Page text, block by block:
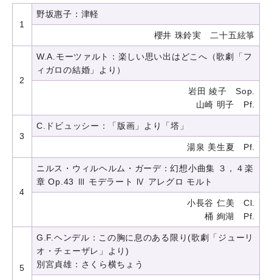
1
野坂惠子：津軽
櫻井 珠鈴実 二十五絃箏
2
W.A.モーツァルト：楽しい思い出はどこへ（歌劇「フ
ィガロの結婚」より）
岩田 綾子 Sop.
山崎 明子 Pf.
3
C.ドビュッシー：「版画」より「塔」
湯泉 美生夏 Pf.
4
ニルス・ウィルヘルム・ガーデ：幻想小曲集 ３，４楽
章 Op.43 Ⅲ モデラート Ⅳ アレグロ モルト
小長谷 仁美 Cl.
桶 絢湖 Pf.
5
G.F.ヘンデル：この胸に息のある限り(歌劇「ジューリ
オ・チェーザレ」より)
別宮貞雄：さくら横ちょう